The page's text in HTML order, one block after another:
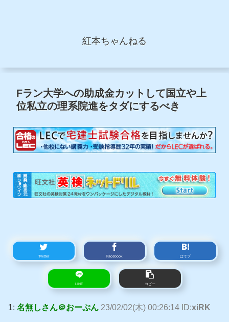
紅本ちゃんねる
Fラン大学への助成金カットして国立や上
位私立の理系院進をタダにするべき
Twitter Facebook はてブ
LINE コピー
1: 名無しさん＠おーぷん 23/02/02(木) 00:26:14 ID:xiRK